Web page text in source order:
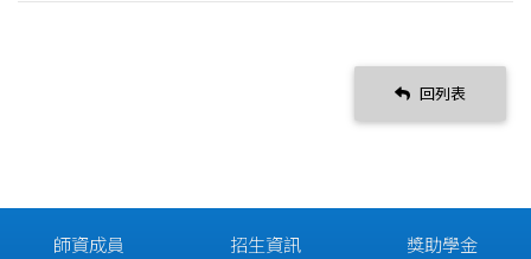
回列表
師資成員 招生資訊 獎助學金